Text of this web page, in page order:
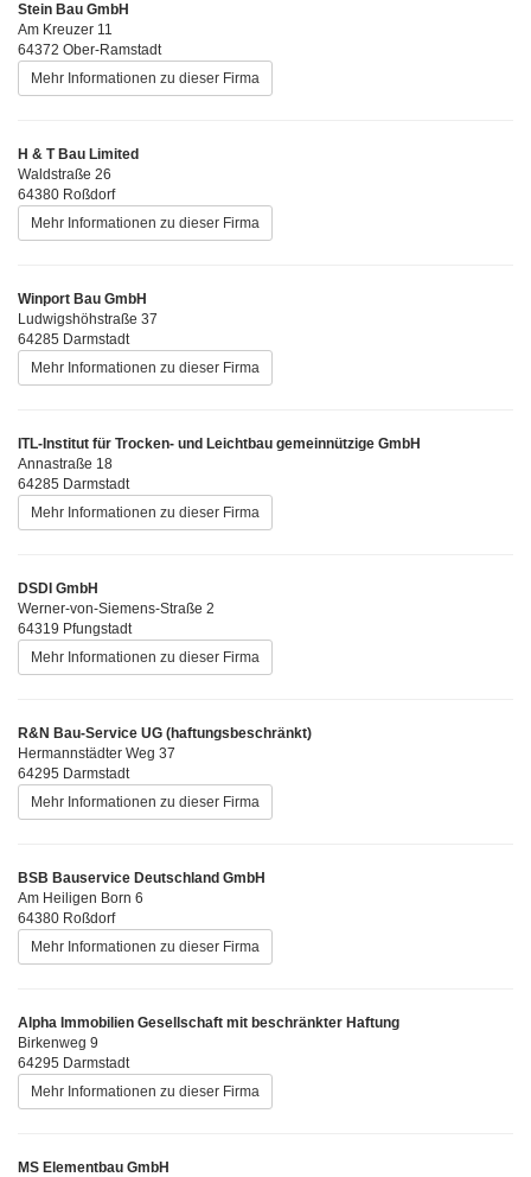
Stein Bau GmbH
Am Kreuzer 11
64372 Ober-Ramstadt
Mehr Informationen zu dieser Firma
H & T Bau Limited
Waldstraße 26
64380 Roßdorf
Mehr Informationen zu dieser Firma
Winport Bau GmbH
Ludwigshöhstraße 37
64285 Darmstadt
Mehr Informationen zu dieser Firma
ITL-Institut für Trocken- und Leichtbau gemeinnützige GmbH
Annastraße 18
64285 Darmstadt
Mehr Informationen zu dieser Firma
DSDI GmbH
Werner-von-Siemens-Straße 2
64319 Pfungstadt
Mehr Informationen zu dieser Firma
R&N Bau-Service UG (haftungsbeschränkt)
Hermannstädter Weg 37
64295 Darmstadt
Mehr Informationen zu dieser Firma
BSB Bauservice Deutschland GmbH
Am Heiligen Born 6
64380 Roßdorf
Mehr Informationen zu dieser Firma
Alpha Immobilien Gesellschaft mit beschränkter Haftung
Birkenweg 9
64295 Darmstadt
Mehr Informationen zu dieser Firma
MS Elementbau GmbH